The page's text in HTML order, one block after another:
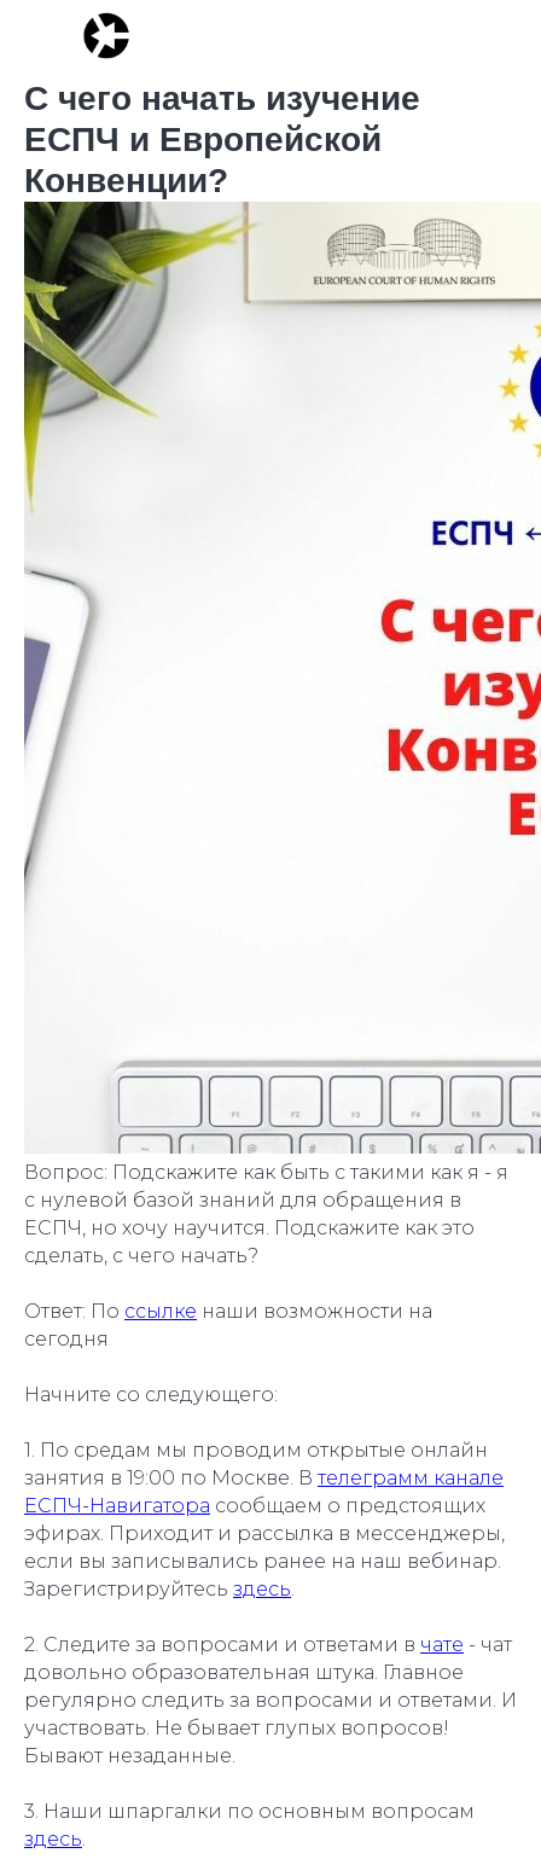
С чего начать изучение
ЕСПЧ и Европейской
Конвенции?
Вопрос: Подскажите как быть с такими как я - я
с нулевой базой знаний для обращения в
ЕСПЧ, но хочу научится. Подскажите как это
сделать, с чего начать?
Ответ: По ссылке наши возможности на
сегодня
Начните со следующего:
1. По средам мы проводим открытые онлайн
занятия в 19:00 по Москве. Втелеграмм канале
ЕСПЧ-Навигатора сообщаем о предстоящих
эфирах. Приходит и рассылка в мессенджеры,
если вы записывались ранее на наш вебинар.
Зарегистрируйтесь здесь.
2. Следите за вопросами и ответами в чате - чат
довольно образовательная штука. Главное
регулярно следить за вопросами и ответами. И
участвовать. Не бывает глупых вопросов!
Бывают незаданные.
3. Наши шпаргалки по основным вопросам
здесь.